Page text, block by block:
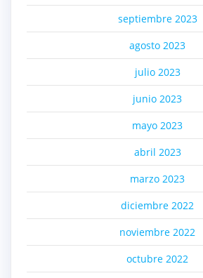
septiembre 2023
agosto 2023
julio 2023
junio 2023
mayo 2023
abril 2023
marzo 2023
diciembre 2022
noviembre 2022
octubre 2022